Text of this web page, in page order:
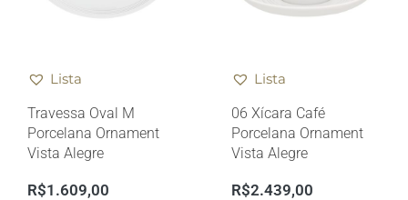
Lista
Travessa Oval M
Porcelana Ornament
Vista Alegre
R$1.609,00
Lista
06 Xícara Café
Porcelana Ornament
Vista Alegre
R$2.439,00